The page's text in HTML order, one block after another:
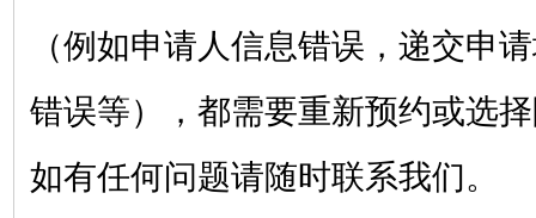
（例如申请人信息错误，递交申
错误等），都需要重新预约或选
如有任何问题请随时联系我们。